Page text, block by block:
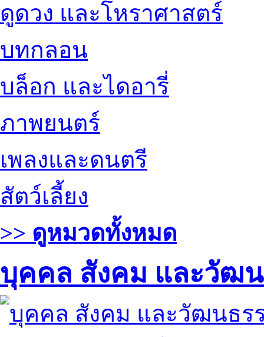
ดูดวง และโหราศาสตร์
บทกลอน
บล็อก และไดอารี่
ภาพยนตร์
เพลงและดนตรี
สัตว์เลี้ยง
>> ดูหมวดทั้งหมด
บุคคล สังคม และวัฒ